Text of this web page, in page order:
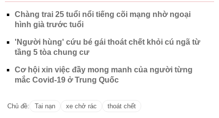
Chàng trai 25 tuổi nổi tiếng cõi mạng nhờ ngoại
hình già trước tuổi
'Người hùng' cứu bé gái thoát chết khỏi cú ngã từ
tầng 5 tòa chung cư
Cơ hội xin việc đầy mong manh của người từng
mắc Covid-19 ở Trung Quốc
Chủ đề: Tai nạn xe chở rác thoát chết